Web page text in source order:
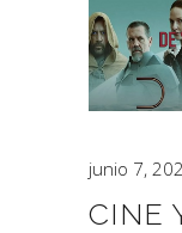
junio 7,
CINE